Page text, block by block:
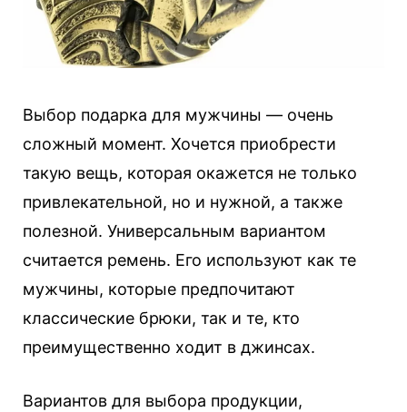
Выбор подарка для мужчины — очень
сложный момент. Хочется приобрести
такую вещь, которая окажется не только
привлекательной, но и нужной, а также
полезной. Универсальным вариантом
считается ремень. Его используют как те
мужчины, которые предпочитают
классические брюки, так и те, кто
преимущественно ходит в джинсах.
Вариантов для выбора продукции,